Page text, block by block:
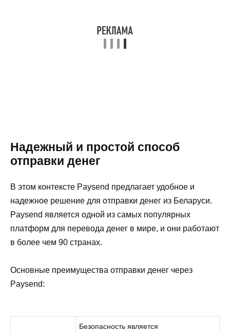
Надежный и простой способ
отправки денег
В этом контексте Paysend предлагает удобное и
надежное решение для отправки денег из Беларуси.
Paysend является одной из самых популярных
платформ для перевода денег в мире, и они работают
в более чем 90 странах.
Основные преимущества отправки денег через
Paysend:
Безопасность является